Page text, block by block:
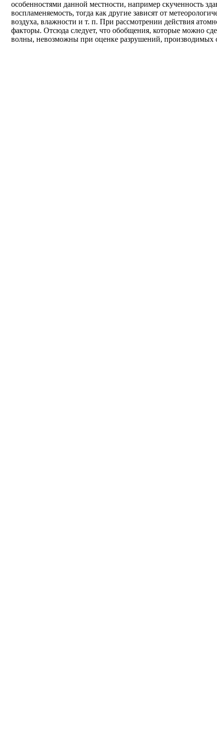
особенностями данной местности, например скученность
воспламеняемость, тогда как другие зависят от
воздуха, влажности и т. п. При рассмотрении действия
факторы. Отсюда следует, что обобщения, которые можно
волны, невозможны при оценке разрушений, производимых